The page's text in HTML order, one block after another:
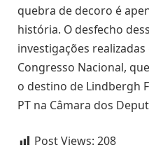
quebra de decoro é
história. O desfecho
investigações
Congresso Nacional,
o destino de Lindbergh
PT na Câmara dos
Post Views: 208